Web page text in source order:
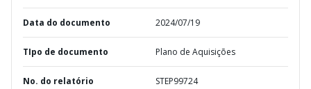
Data do documento 2024/07/19
TIpo de documento Plano de Aquisições
No. do relatório STEP99724